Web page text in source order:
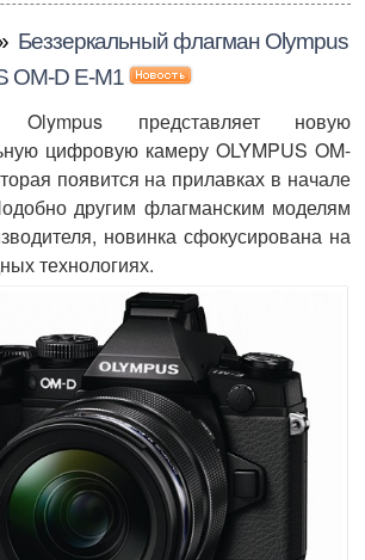
Беззеркальный флагман Olympus
OM-D E-M1
Olympus представляет новую
цифровую камеру OLYMPUS OM-
появится на прилавках в начале
другим флагманским моделям
новинка сфокусирована на
технологиях.